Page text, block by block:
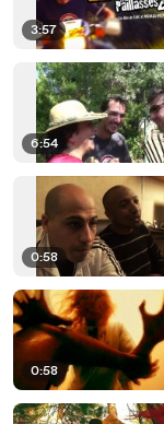
3:57
6:54
0:58
0:58